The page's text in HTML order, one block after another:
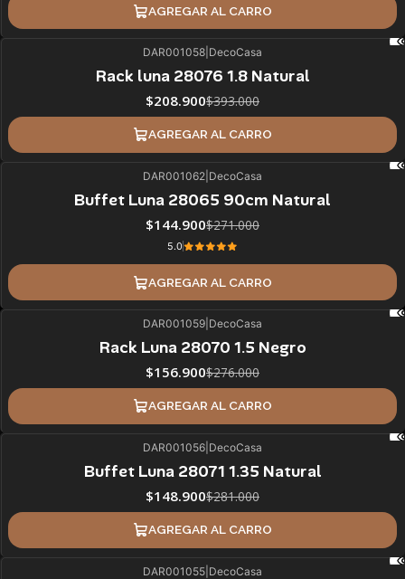
AGREGAR AL CARRO
DAR001058 DecoCasa
Rack luna 28076 1.8 Natural
$208.900$393.000
AGREGAR AL CARRO
DAR001062 DecoCasa
Buffet Luna 28065 90cm Natural
$144.900$271.000
5.0
AGREGAR AL CARRO
DAR001059 DecoCasa
Rack Luna 28070 1.5 Negro
$156.900$276.000
AGREGAR AL CARRO
DAR001056 DecoCasa
Buffet Luna 28071 1.35 Natural
$148.900$281.000
AGREGAR AL CARRO
DAR001055 DecoCasa